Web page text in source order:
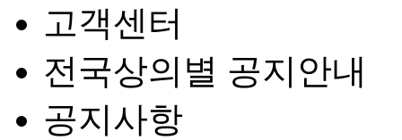
고객센터
전국상의별 공지안내
공지사항